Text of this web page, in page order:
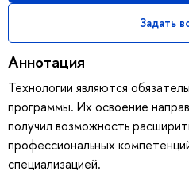
Задать
Аннотация
Технологии являются
программы. Их освоение
получил возможность
профессиональных
специализацией.